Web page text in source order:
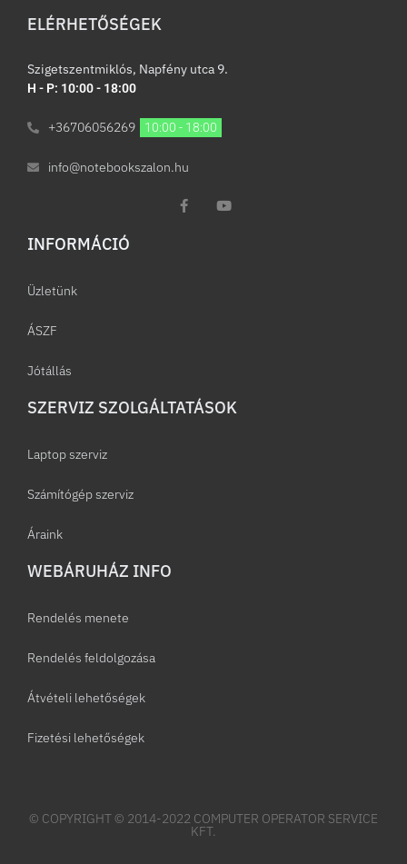
ELÉRHETŐSÉGEK
Szigetszentmiklós, Napfény utca 9.
H - P: 10:00 - 18:00
+36706056269 10:00 - 18:00
info@notebookszalon.hu
INFORMÁCIÓ​
Üzletünk
ÁSZF
Jótállás
SZERVIZ SZOLGÁLTATÁSOK
Laptop szerviz
Számítógép szerviz
Áraink
WEBÁRUHÁZ INFO
Rendelés menete
Rendelés feldolgozása
Átvételi lehetőségek
Fizetési lehetőségek
© COPYRIGHT © 2014-2022 COMPUTER OPERATOR SERVICE
KFT.